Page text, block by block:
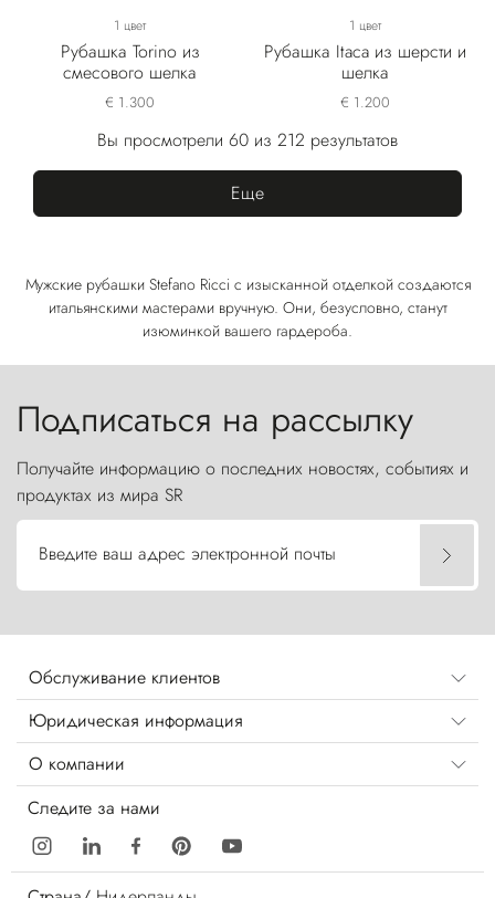
1 цвет
Рубашка Torino из
смесового шелка
€ 1.300
1 цвет
Рубашка Itaca из шерсти и
шелка
€ 1.200
Вы просмотрели 60 из 212 результатов
Еще
Мужские рубашки Stefano Ricci с изысканной отделкой создаются
итальянскими мастерами вручную. Они, безусловно, станут
изюминкой вашего гардероба.
Подписаться на рассылку
Получайте информацию о последних новостях, событиях и
продуктах из мира SR
Введите ваш адрес электронной почты
Обслуживание клиентов
Юридическая информация
О компании
Следите за нами